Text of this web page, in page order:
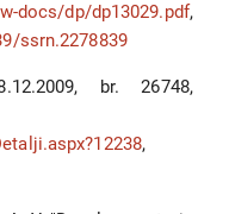
docs/dp/dp13029.pdf,
ssrn.2278839
br. 26748,
,